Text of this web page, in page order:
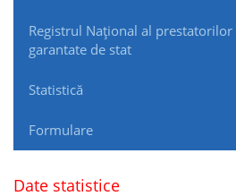
Registrul Naţional al
garantate de stat
Statistică
Formulare
Date statistice